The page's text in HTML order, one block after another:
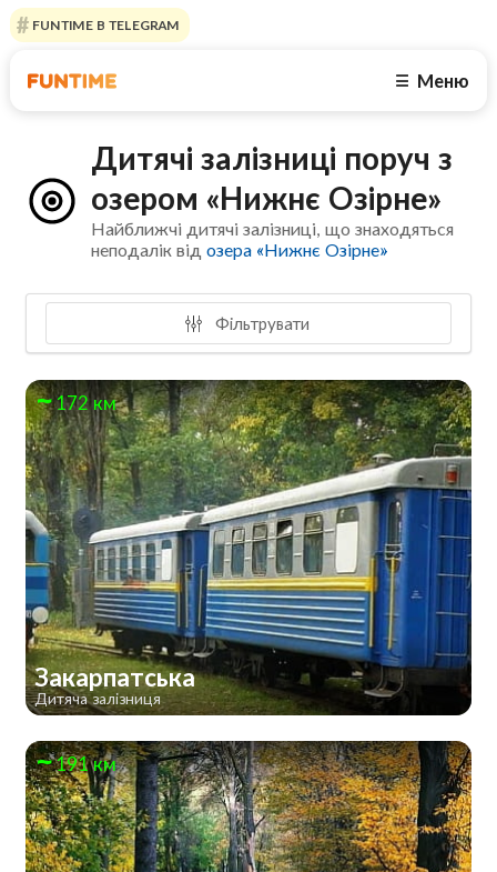
FUNTIME В TELEGRAM
☰ Меню
Дитячі залізниці поруч з
озером «Нижнє Озірне»
Найближчі дитячі залізниці, що знаходяться
неподалік відозера «Нижнє Озірне»
Фільтрувати
172 км
Закарпатська
Дитяча залізниця
191 км